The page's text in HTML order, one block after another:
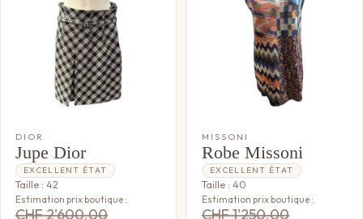
DIOR
Jupe Dior
EXCELLENT ÉTAT
Taille : 42
Estimation prix boutique :
CHF2'600.00
MISSONI
Robe Missoni
EXCELLENT ÉTAT
Taille : 40
Estimation prix boutique :
CHF1'250.00